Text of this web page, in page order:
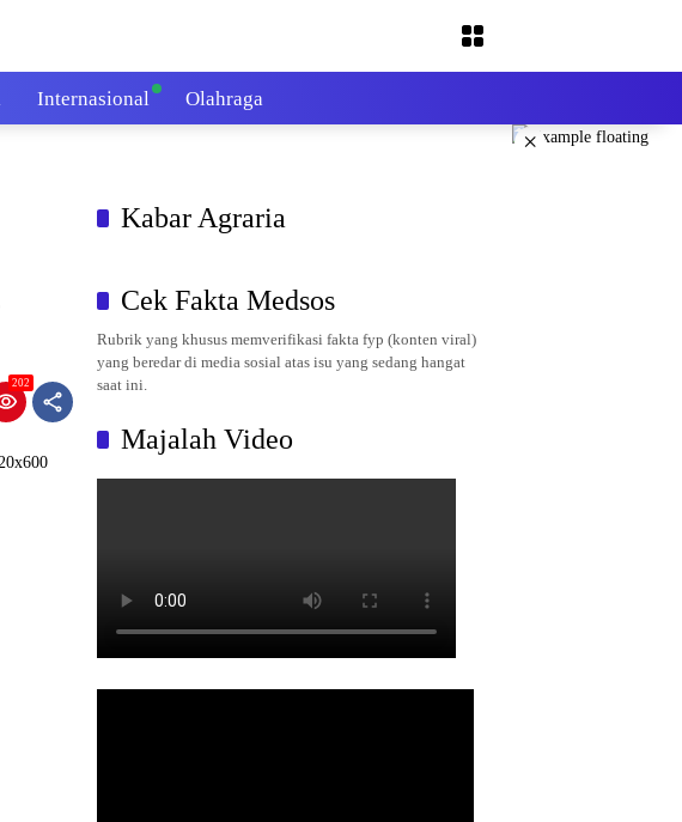
Internasional Olahraga
×
202
Kabar Agraria
Cek Fakta Medsos
Rubrik yang khusus memverifikasi fakta fyp (konten viral)
yang beredar di media sosial atas isu yang sedang hangat
saat ini.
Majalah Video